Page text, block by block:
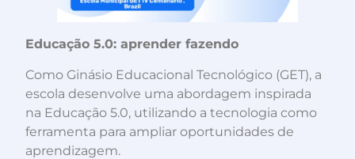
Educação 5.0: aprender fazendo
Como Ginásio Educacional Tecnológico (GET), a
escola desenvolve uma abordagem inspirada
na Educação 5.0, utilizando a tecnologia como
ferramenta para ampliar oportunidades de
aprendizagem.